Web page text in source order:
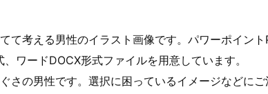
て考える男性のイラスト画像です。パワーポイン
ワードDOCX形式ファイルを用意しています。
さの男性です。選択に困っているイメージなどにご